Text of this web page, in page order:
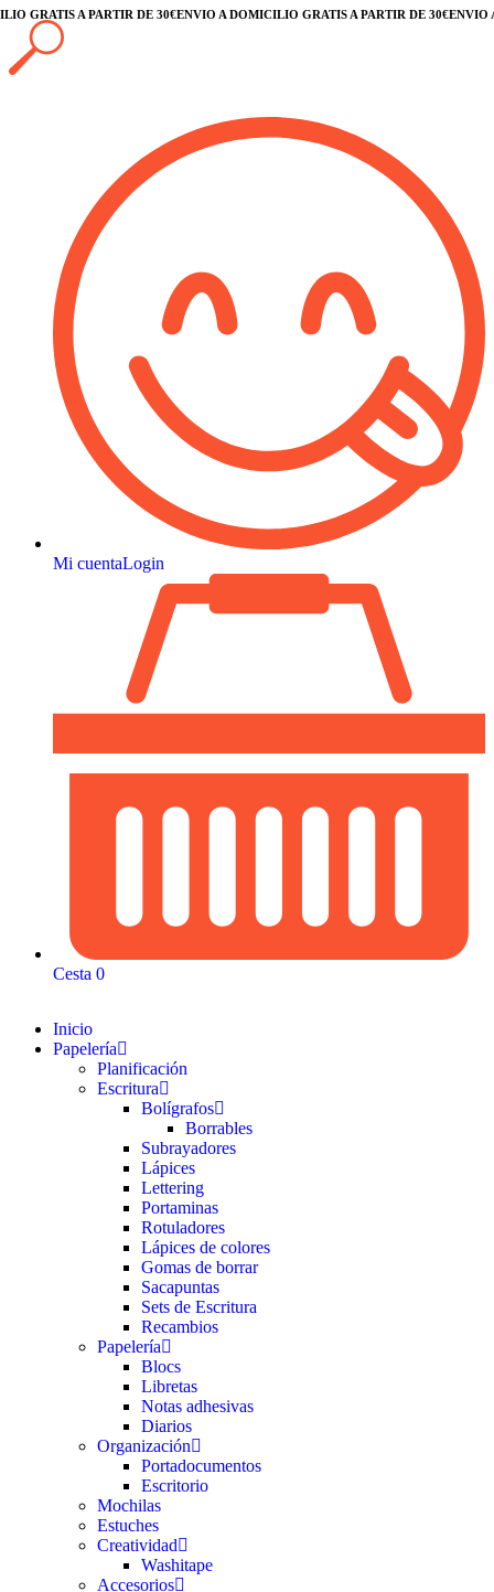
GRATIS A PARTIR DE 30€ENVÍO A DOMICILIO GRATIS A PARTIR DE 30€ENVÍO A
Mi cuentaLogin
Cesta 0
Inicio
Papelería
Planificación
Escritura
Bolígrafos
Borrables
Subrayadores
Lápices
Lettering
Portaminas
Rotuladores
Lápices de colores
Gomas de borrar
Sacapuntas
Sets de Escritura
Recambios
Papelería
Blocs
Libretas
Notas adhesivas
Diarios
Organización
Portadocumentos
Escritorio
Mochilas
Estuches
Creatividad
Washitape
Accesorios